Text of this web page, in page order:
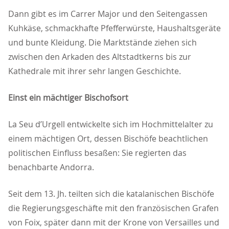
Dann gibt es im Carrer Major und den Seitengassen
Kuhkäse, schmackhafte Pfefferwürste, Haushaltsgeräte
und bunte Kleidung. Die Marktstände ziehen sich
zwischen den Arkaden des Altstadtkerns bis zur
Kathedrale mit ihrer sehr langen Geschichte.
Einst ein mächtiger Bischofsort
La Seu d’Urgell entwickelte sich im Hochmittelalter zu
einem mächtigen Ort, dessen Bischöfe beachtlichen
politischen Einfluss besaßen: Sie regierten das
benachbarte Andorra.
Seit dem 13. Jh. teilten sich die katalanischen Bischöfe
die Regierungsgeschäfte mit den französischen Grafen
von Foix, später dann mit der Krone von Versailles und